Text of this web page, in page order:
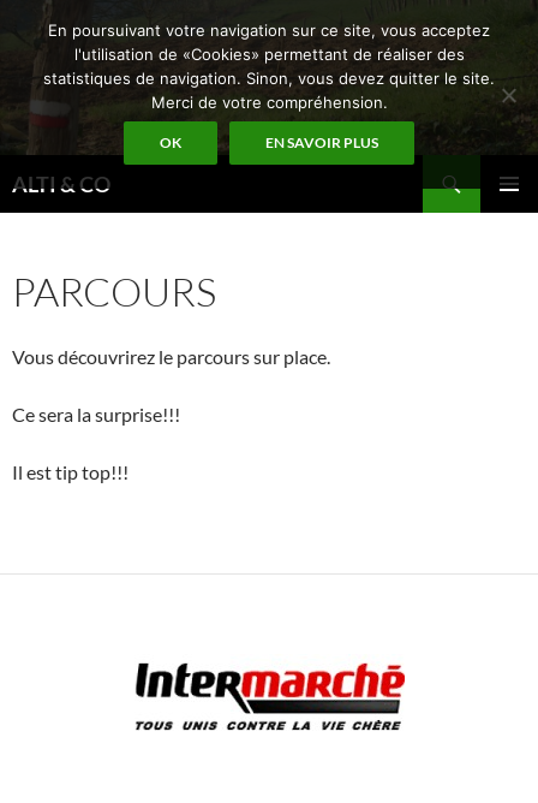
contenu
ALTI & CO
PARCOURS
Vous découvrirez le parcours sur place.
Ce sera la surprise!!!
Il est tip top!!!
En poursuivant votre navigation sur ce site, vous acceptez
l'utilisation de «Cookies» permettant de réaliser des
statistiques de navigation. Sinon, vous devez quitter le site.
Merci de votre compréhension.
OK EN SAVOIR PLUS